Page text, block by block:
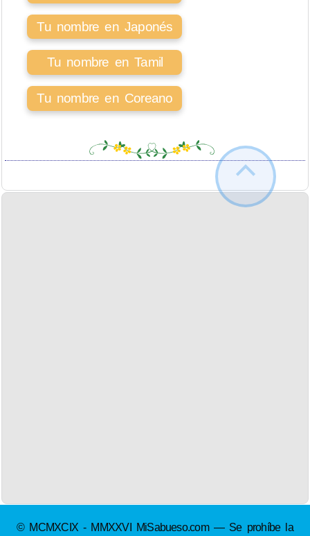
Tu nombre en Japonés
Tu nombre en Tamil
Tu nombre en Coreano
© MCMXCIX - MMXXVI MiSabueso.com — Se prohíbe la